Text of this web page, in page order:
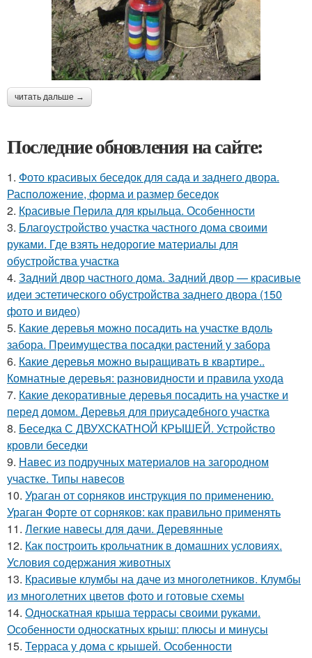
читать дальше →
Последние обновления на сайте:
1. Фото красивых беседок для сада и заднего двора.
Расположение, форма и размер беседок
2. Красивые Перила для крыльца. Особенности
3. Благоустройство участка частного дома своими
руками. Где взять недорогие материалы для
обустройства участка
4. Задний двор частного дома. Задний двор — красивые
идеи эстетического обустройства заднего двора (150
фото и видео)
5. Какие деревья можно посадить на участке вдоль
забора. Преимущества посадки растений у забора
6. Какие деревья можно выращивать в квартире..
Комнатные деревья: разновидности и правила ухода
7. Какие декоративные деревья посадить на участке и
перед домом. Деревья для приусадебного участка
8. Беседка С ДВУХСКАТНОЙ КРЫШЕЙ. Устройство
кровли беседки
9. Навес из подручных материалов на загородном
участке. Типы навесов
10. Ураган от сорняков инструкция по применению.
Ураган Форте от сорняков: как правильно применять
11. Легкие навесы для дачи. Деревянные
12. Как построить крольчатник в домашних условиях.
Условия содержания животных
13. Красивые клумбы на даче из многолетников. Клумбы
из многолетних цветов фото и готовые схемы
14. Односкатная крыша террасы своими руками.
Особенности односкатных крыш: плюсы и минусы
15. Терраса у дома с крышей. Особенности